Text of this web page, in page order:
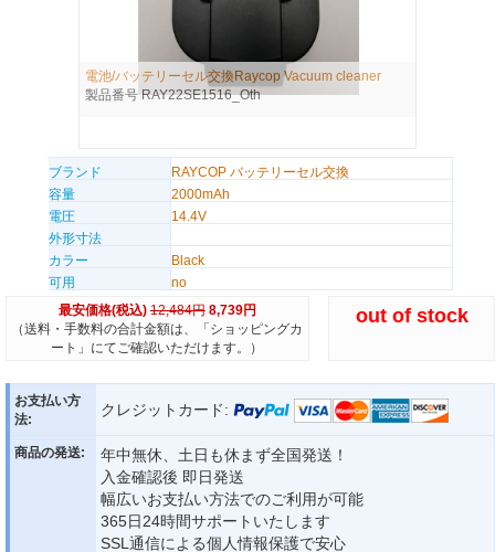
電池/バッテリーセル交換Raycop Vacuum cleaner
製品番号 RAY22SE1516_Oth
ブランド
RAYCOP バッテリーセル交換
容量
2000mAh
電圧
14.4V
外形寸法
カラー
Black
可用
no
最安価格(税込)12,484円 8,739円
（送料・手数料の合計金額は、「ショッピングカ
ート」にてご確認いただけます。）
out of stock
お支払い方
法:
クレジットカード:
商品の発送:
年中無休、土日も休まず全国発送！
入金確認後 即日発送
幅広いお支払い方法でのご利用が可能
365日24時間サポートいたします
SSL通信による個人情報保護で安心